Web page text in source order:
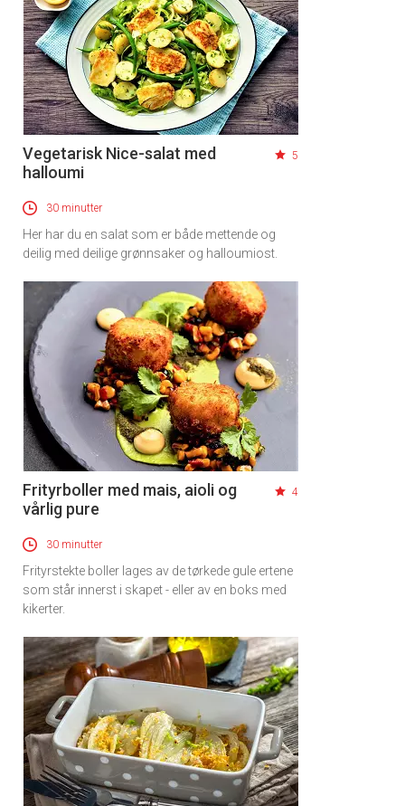
Vegetarisk Nice-salat med
halloumi
5
30 minutter
Her har du en salat som er både mettende og
deilig med deilige grønnsaker og halloumiost.
Frityrboller med mais, aioli og
vårlig pure
4
30 minutter
Frityrstekte boller lages av de tørkede gule ertene
som står innerst i skapet - eller av en boks med
kikerter.